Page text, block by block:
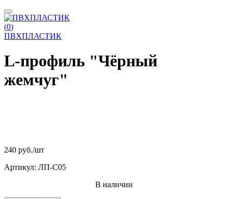
(0)
ПВХПЛАСТИК
L-профиль "Чёрный
жемчуг"
240 руб./шт
Артикул: ЛП-C05
В наличии